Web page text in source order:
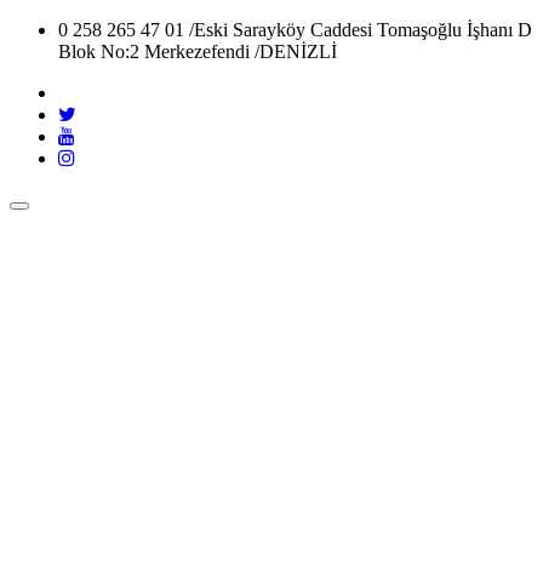
0 258 265 47 01 /Eski Sarayköy Caddesi Tomaşoğlu İşhanı D
Blok No:2 Merkezefendi /DENİZLİ